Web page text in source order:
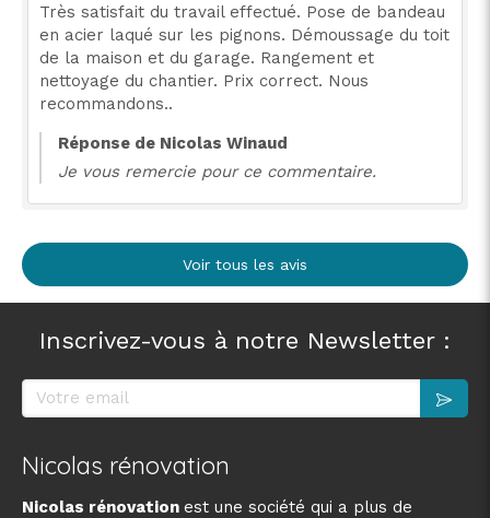
Très satisfait du travail effectué. Pose de bandeau
en acier laqué sur les pignons. Démoussage du toit
de la maison et du garage. Rangement et
nettoyage du chantier. Prix correct. Nous
recommandons..
Réponse de Nicolas Winaud
Je vous remercie pour ce commentaire.
Voir tous les avis
Inscrivez-vous à notre Newsletter :
Votre email
Nicolas rénovation
Nicolas rénovation est une société qui a plus de